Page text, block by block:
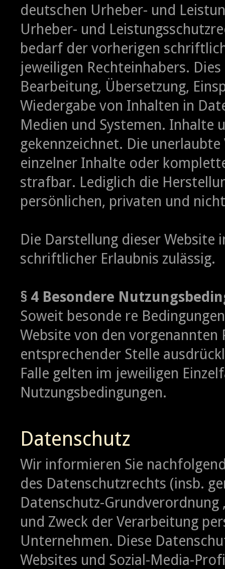
deutschen Urheber- und
Urheber- und
bedarf der vorherigen
jeweiligen Rechteinhabers.
Bearbeitung, Übersetzung,
Wiedergabe von Inhalten in
Medien und Systemen. Inhalte
gekennzeichnet. Die
einzelner Inhalte oder
strafbar. Lediglich die
persönlichen, privaten und
Die Darstellung dieser
schriftlicher Erlaubnis zulässig.
§ 4 Besondere
Soweit besonde re
Website von den vorgenannten
entsprechender Stelle
Falle gelten im jeweiligen
Nutzungsbedingungen.
Datenschutz
Wir informieren Sie
des Datenschutzrechts (insb.
Datenschutz-Grundverordnung
und Zweck der Verarbeitung
Unternehmen. Diese
Websites und Sozial-Media-